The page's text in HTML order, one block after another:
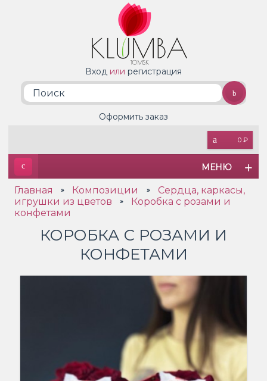
Вход или регистрация
0 ₽
Оформить заказ
МЕНЮ
Главная » Композиции »
Сердца, каркасы,
игрушки из цветов
»
Коробка с розами и
конфетами
КОРОБКА С РОЗАМИ И
КОНФЕТАМИ